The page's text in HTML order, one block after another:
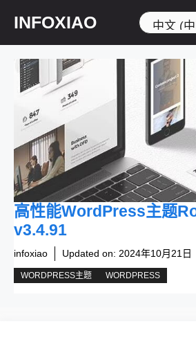
内
INFOXIAO
选
择
语
言
高性能WordPress主题
v3.4.91
infoxiao Updated on: 2024年10月21日
WORDPRESS主题 WORDPRESS